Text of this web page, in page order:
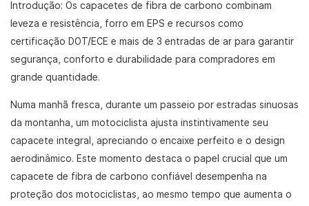
Introdução: Os capacetes de fibra de carbono combinam
leveza e resistência, forro em EPS e recursos como
certificação DOT/ECE e mais de 3 entradas de ar para garantir
segurança, conforto e durabilidade para compradores em
grande quantidade.
Numa manhã fresca, durante um passeio por estradas sinuosas
da montanha, um motociclista ajusta instintivamente seu
capacete integral, apreciando o encaixe perfeito e o design
aerodinâmico. Este momento destaca o papel crucial que um
capacete de fibra de carbono confiável desempenha na
proteção dos motociclistas, ao mesmo tempo que aumenta o